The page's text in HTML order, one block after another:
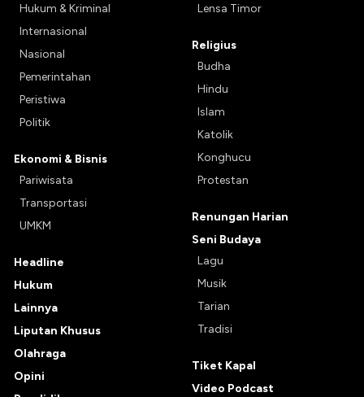
Hukum & Kriminal
Internasional
Nasional
Pemerintahan
Peristiwa
Politik
Ekonomi & Bisnis
Pariwisata
Transportasi
UMKM
Headline
Hukum
Lainnya
Liputan Khusus
Olahraga
Opini
Lensa Timor
Religius
Budha
Hindu
Islam
Katolik
Konghucu
Protestan
Renungan Harian
Seni Budaya
Lagu
Musik
Tarian
Tradisi
Tiket Kapal
Video Podcast